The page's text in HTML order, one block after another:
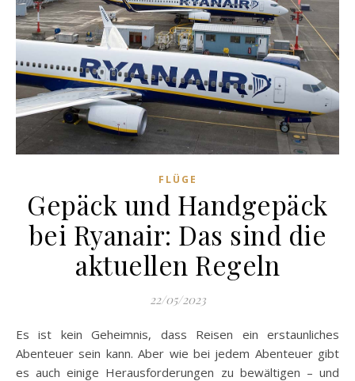
FLÜGE
Gepäck und Handgepäck
bei Ryanair: Das sind die
aktuellen Regeln
22/05/2023
Es ist kein Geheimnis, dass Reisen ein erstaunliches
Abenteuer sein kann. Aber wie bei jedem Abenteuer gibt
es auch einige Herausforderungen zu bewältigen – und